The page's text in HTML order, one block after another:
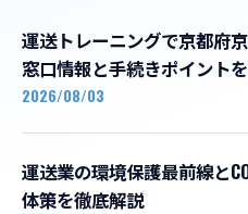
運送トレーニングで京都府
窓口情報と手続きポイント
2026/08/03
運送業の環境保護最前線と
体策を徹底解説